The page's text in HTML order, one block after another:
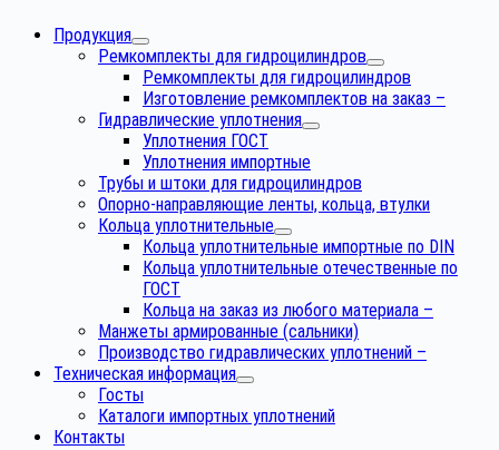
Продукция
Ремкомплекты для гидроцилиндров
Ремкомплекты для гидроцилиндров
Изготовление ремкомплектов на заказ –
Гидравлические уплотнения
Уплотнения ГОСТ
Уплотнения импортные
Трубы и штоки для гидроцилиндров
Опорно-направляющие ленты, кольца, втулки
Кольца уплотнительные
Кольца уплотнительные импортные по DIN
Кольца уплотнительные отечественные по
ГОСТ
Кольца на заказ из любого материала –
Манжеты армированные (сальники)
Производство гидравлических уплотнений –
Техническая информация
Госты
Каталоги импортных уплотнений
Контакты